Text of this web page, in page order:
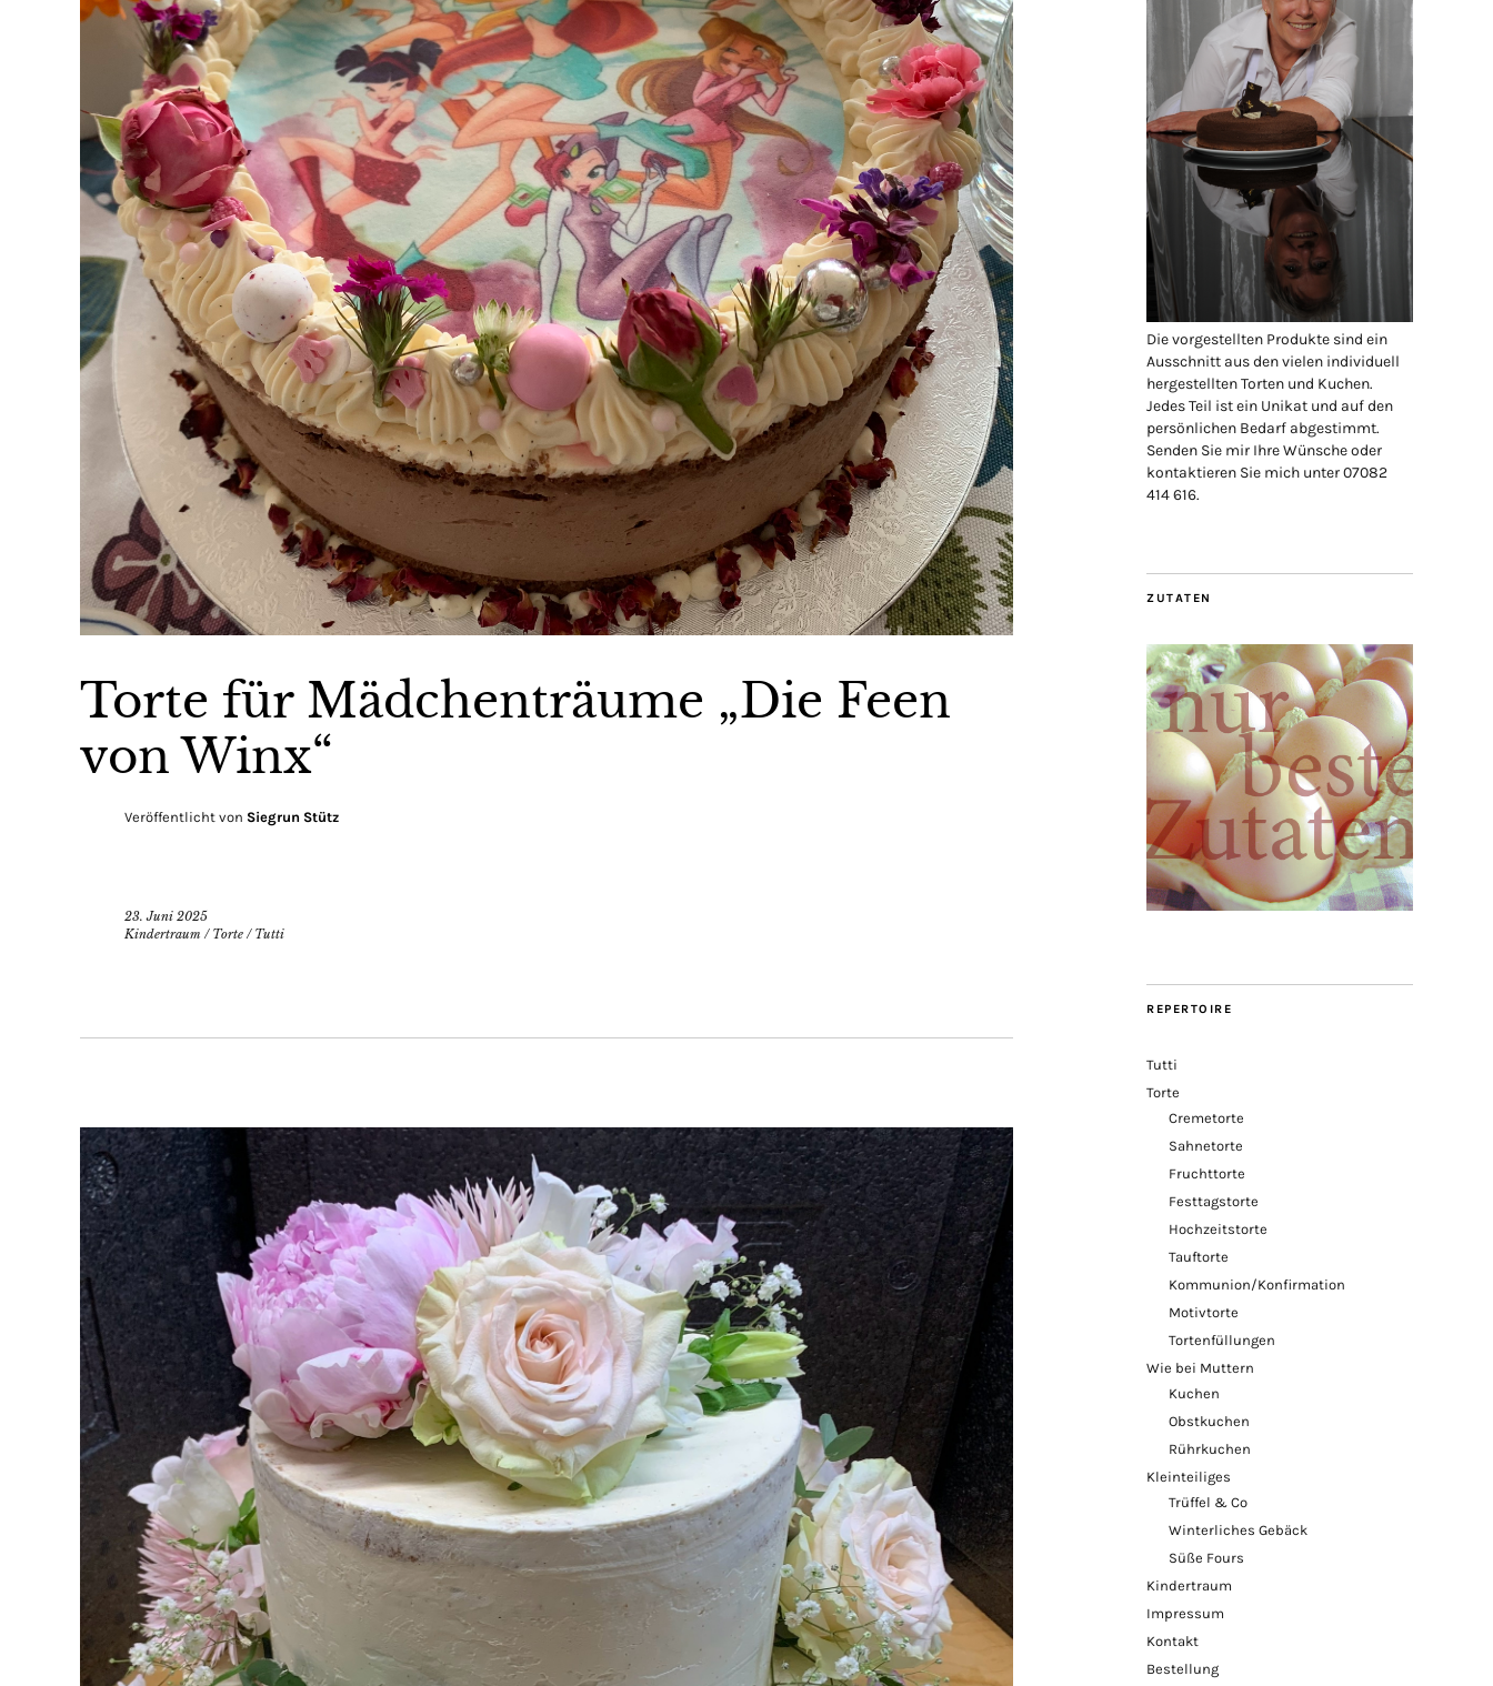
Torte für Mädchenträume „Die Feen
von Winx“
Veröffentlicht von Siegrun Stütz
23. Juni 2025
Kindertraum / Torte / Tutti
Die vorgestellten Produkte sind ein
Ausschnitt aus den vielen individuell
hergestellten Torten und Kuchen.
Jedes Teil ist ein Unikat und auf den
persönlichen Bedarf abgestimmt.
Senden Sie mir Ihre Wünsche oder
kontaktieren Sie mich unter 07082
414 616.
ZUTATEN
REPERTOIRE
Tutti
Torte
Cremetorte
Sahnetorte
Fruchttorte
Festtagstorte
Hochzeitstorte
Tauftorte
Kommunion/Konfirmation
Motivtorte
Tortenfüllungen
Wie bei Muttern
Kuchen
Obstkuchen
Rührkuchen
Kleinteiliges
Trüffel & Co
Winterliches Gebäck
Süße Fours
Kindertraum
Impressum
Kontakt
Bestellung